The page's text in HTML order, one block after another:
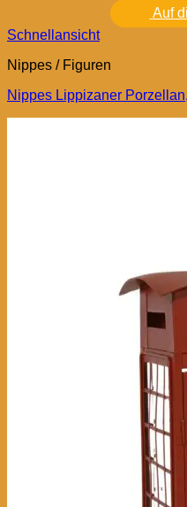
Auf
Schnellansicht
Nippes / Figuren
Nippes Lippizaner